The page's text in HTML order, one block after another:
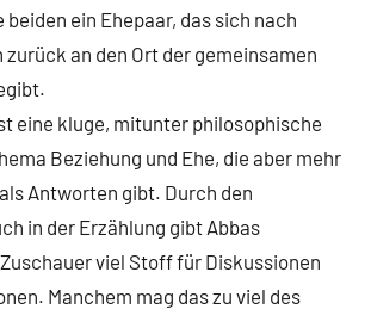
ein Ehepaar, das sich nach
an den Ort der gemeinsamen
eine kluge, mitunter philosophische
Beziehung und Ehe, die aber mehr
Antworten gibt. Durch den
in der Erzählung gibt Abbas
viel Stoff für Diskussionen
Manchem mag das zu viel des